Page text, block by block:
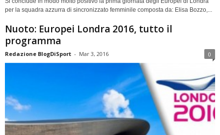
per la squadra azzurra di sincronizzato femminile composta da: Elisa Bozzo,...
Nuoto: Europei Londra 2016, tutto il
programma
Redazione BlogDiSport - Mar 3, 2016 0